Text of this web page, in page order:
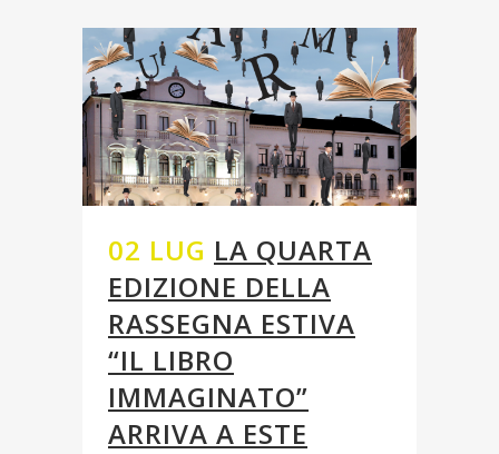
02 LUG LA QUARTA
EDIZIONE DELLA
RASSEGNA ESTIVA
“IL LIBRO
IMMAGINATO”
ARRIVA A ESTE